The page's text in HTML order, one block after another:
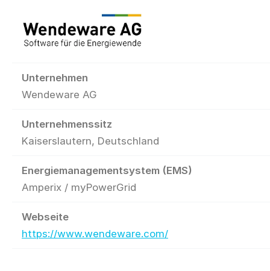
Unternehmen
Wendeware AG
Unternehmenssitz
Kaiserslautern, Deutschland
Energiemanagementsystem (EMS)
Amperix / myPowerGrid
Webseite
https://www.wendeware.com/